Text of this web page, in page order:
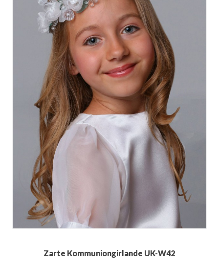
Zarte Kommuniongirlande UK-W42